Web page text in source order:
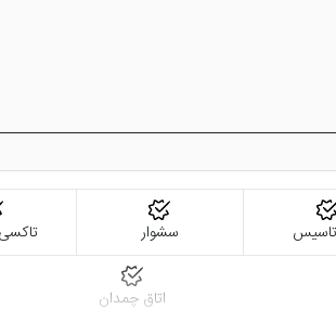
تاسیس سشوار
اتاق چمدان